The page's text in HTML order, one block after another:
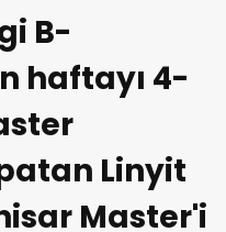
B-
haftayı 4-
Linyit
Master'i